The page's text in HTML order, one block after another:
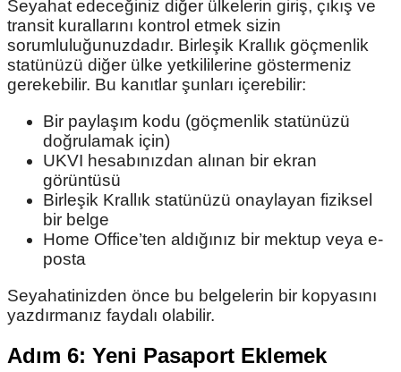
Seyahat edeceğiniz diğer ülkelerin giriş, çıkış ve
transit kurallarını kontrol etmek sizin
sorumluluğunuzdadır. Birleşik Krallık göçmenlik
statünüzü diğer ülke yetkililerine göstermeniz
gerekebilir. Bu kanıtlar şunları içerebilir:
Bir paylaşım kodu (göçmenlik statünüzü
doğrulamak için)
UKVI hesabınızdan alınan bir ekran
görüntüsü
Birleşik Krallık statünüzü onaylayan fiziksel
bir belge
Home Office’ten aldığınız bir mektup veya e-
posta
Seyahatinizden önce bu belgelerin bir kopyasını
yazdırmanız faydalı olabilir.
Adım 6: Yeni Pasaport Eklemek